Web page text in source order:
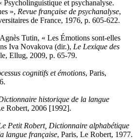
Psycholinguistique et psychanalyse.
», Revue française de psychanalyse,
de France, 1976, p. 605-622.
Tutin, « Les Émotions sont-elles
Iva Novakova (dir.), Le Lexique des
Ellug, 2009, p. 65-79.
cognitifs et émotions, Paris,
historique de la langue
Robert, 2006 [1992].
Petit Robert, Dictionnaire alphabétique
langue française, Paris, Le Robert, 1977.